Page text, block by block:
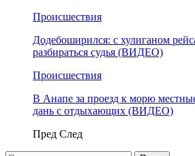
Происшествия
Додебоширился: с хулиганом
разбираться судья (ВИДЕО)
Происшествия
В Анапе за проезд к морю
дань с отдыхающих (ВИДЕО)
Пред След